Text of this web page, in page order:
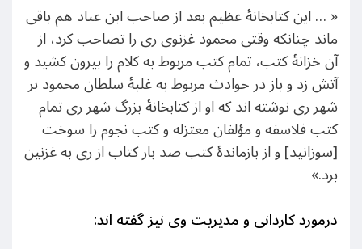
« … این کتابخانۀ عظیم بعد از صاحب ابن عباد هم باقی
ماند چنانکه وقتی محمود غزنوی ری را تصاحب کرد، از
آن خزانۀ کتب، تمام کتب مربوط به کلام را بیرون کشید و
آتش زد و باز در حوادث مربوط به غلبۀ سلطان محمود بر
شهر ری نوشته اند که او از کتابخانۀ بزرگ شهر ری تمام
کتب فلاسفه و مؤلفان معتزله و کتب نجوم را سوخت
[سوزانید] و از بازماندۀ کتب صد بار کتاب از ری به غزنین
برد.»
درمورد کاردانی و مدیریت وی نیز گفته اند: